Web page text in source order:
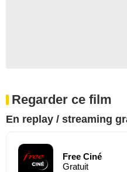
Regarder ce film
En replay / streaming
Free Ciné
Gratuit